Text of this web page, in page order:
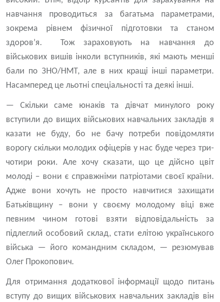
навчання проводиться за багатьма параметрами,
зокрема рівнем фізичної підготовки та станом
здоров’я. Тож зараховують на навчання до
військових вишів інколи вступників, які мають менші
бали по ЗНО/НМТ, але в них кращі інші параметри.
Насамперед це льотні спеціальності та деякі інші.
— Скільки саме юнаків та дівчат минулого року
вступили до вищих військових навчальних закладів я
казати не буду, бо не бачу потреби повідомляти
ворогу скільки молодих офіцерів у нас буде через три-
чотири роки. Але хочу сказати, що це дійсно цвіт
молоді – вони є справжніми патріотами своєї країни.
Адже вони хочуть не просто навчитися захищати
Батьківщину – вони у своєму молодому віці вже
певним чином готові взяти відповідальність за
підлеглий особовий склад, стати елітою українського
війська — його командним складом, — резюмував
Олег Прокопович.
Для отримання додаткової інформації щодо питань
вступу до вищих військових навчальних закладів він